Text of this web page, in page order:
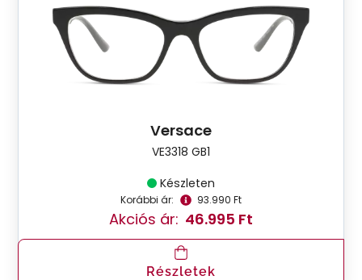
Versace
VE3318 GB1
Készleten
Korábbi ár: 93.990 Ft
Akciós ár: 46.995 Ft
Részletek